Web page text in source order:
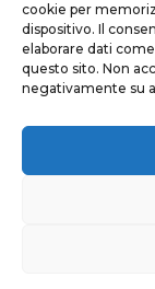
cookie per
dispositivo. Il
elaborare dati
questo sito. Non
negativamente su
Account
Login
User page